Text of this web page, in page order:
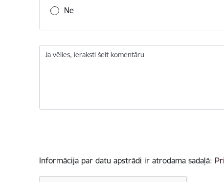
Nē
Ja vēlies, ieraksti šeit komentāru
Informācija par datu apstrādi ir atrodama sadaļā: